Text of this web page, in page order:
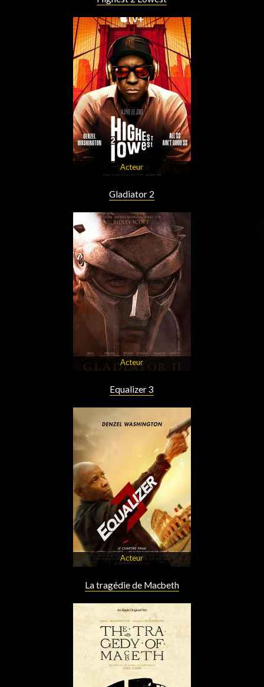
Acteur
Gladiator 2
Acteur
Equalizer 3
Acteur
La tragédie de Macbeth